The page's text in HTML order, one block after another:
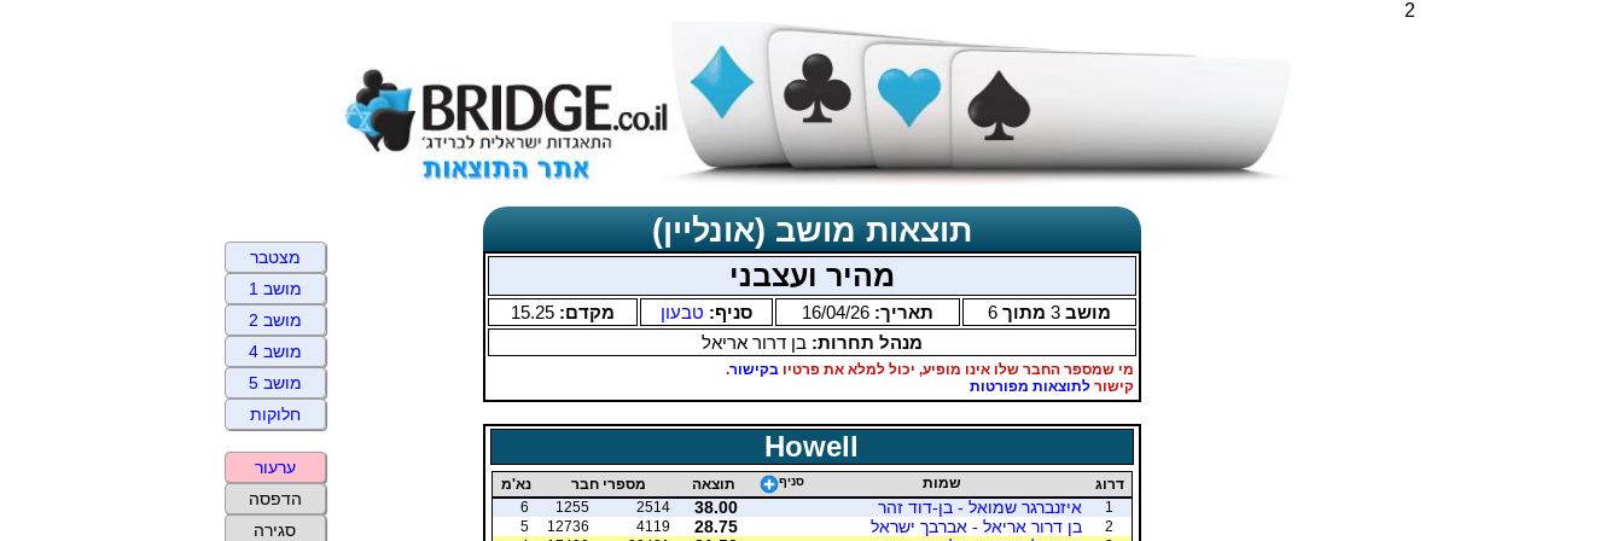
2
תוצאות מושב (אונליין)
מהיר ועצבני
מושב3 מתוך6 תאריך:16/04/26 סניף: טבעון מקדם:15.25
מנהל תחרות:בן דרור אריאל
מי שמספר החבר שלו אינו מופיע, יכול למלא את פרטיובקישור.
קישורלתוצאות מפורטות
Howell
דרוג שמות סניף תוצאה מספרי חבר
נא'מ
1
איזנברגר שמואל - בן-דוד זהר 38.00
2514
1255
6
2
בן דרור אריאל - אברבך ישראל 28.75
4119
12736
5
מצטבר
מושב 1
מושב 2
מושב 4
מושב 5
חלוקות
ערעור
הדפסה
סגירה